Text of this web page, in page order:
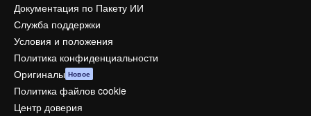
Документация по Пакету ИИ
Служба поддержки
Условия и положения
Политика конфиденциальности
Оригиналы Новое
Политика файлов cookie
Центр доверия